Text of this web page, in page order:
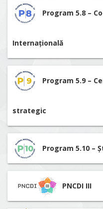
Program 5.8 –
Internațională
Program 5.9 –
strategic
Program 5.10 –
PNCDI III